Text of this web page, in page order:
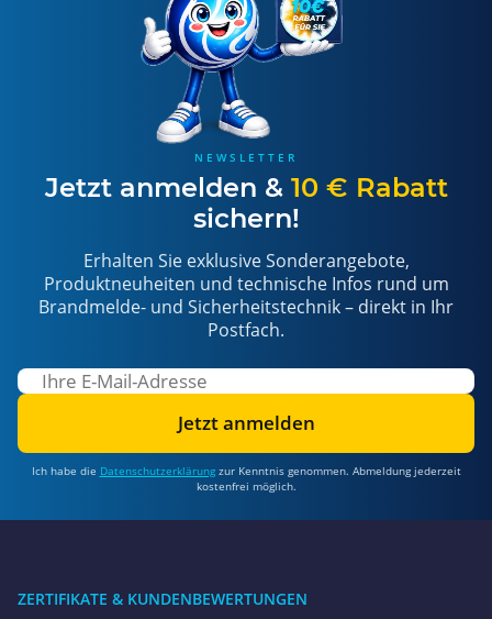
NEWSLETTER
Jetzt anmelden & 10 € Rabatt
sichern!
Erhalten Sie exklusive Sonderangebote,
Produktneuheiten und technische Infos rund um
Brandmelde- und Sicherheitstechnik – direkt in Ihr
Postfach.
Jetzt anmelden
Ich habe die Datenschutzerklärungzur Kenntnis genommen. Abmeldung jederzeit
kostenfrei möglich.
ZERTIFIKATE & KUNDENBEWERTUNGEN